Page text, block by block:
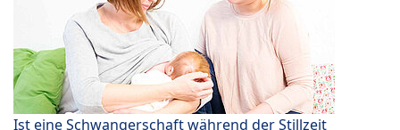
Ist eine Schwangerschaft während der Stillzeit